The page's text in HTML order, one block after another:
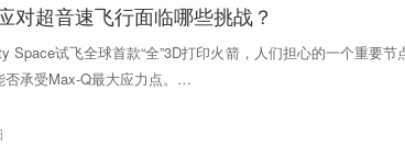
对超音速飞行面临哪些挑战？
Space试飞全球首款“全”3D打印火箭，人们担心的一个重要节
否承受Max-Q最大应力点。…